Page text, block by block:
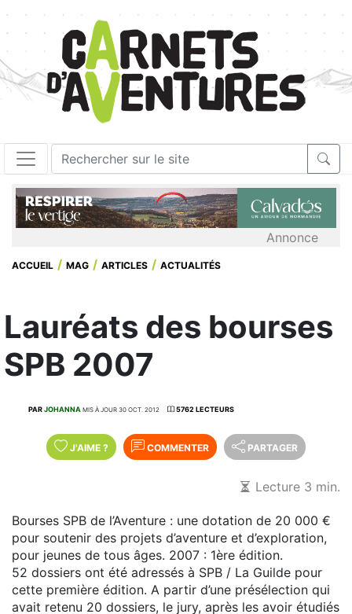
Annonce
ACCUEIL MAG ARTICLES ACTUALITÉS
Lauréats des bourses
SPB 2007
PARJOHANNA MIS À JOUR 30 OCT. 2012 5762 LECTEURS
J'AIME ? COMMENTER PARTAGER
Lecture 3 min.
Bourses SPB de l’Aventure : une dotation de 20 000 €
pour soutenir des projets d’aventure et d’exploration,
pour jeunes de tous âges. 2007 : 1ère édition.
52 dossiers ont été adressés à SPB / La Guilde pour
cette première édition. A partir d’une présélection qui
avait retenu 20 dossiers, le jury, après les avoir étudiés